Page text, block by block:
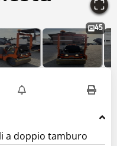
45
a doppio tamburo